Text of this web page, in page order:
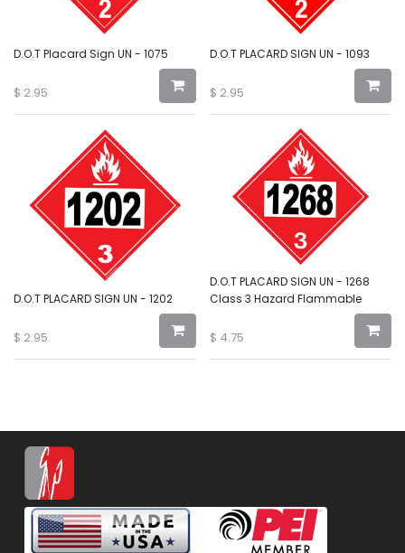
D.O.T Placard Sign UN - 1075
$ 2.95
D.O.T PLACARD SIGN UN - 1093
$ 2.95
D.O.T PLACARD SIGN UN - 1202
$ 2.95
D.O.T PLACARD SIGN UN - 1268
Class 3 Hazard Flammable
$ 4.75